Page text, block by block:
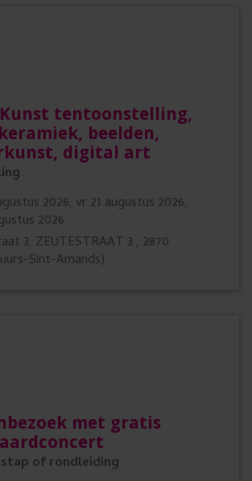
tentoonstelling,
beelden,
digital art
2026
Sint-Amands)
met gratis
of rondleiding